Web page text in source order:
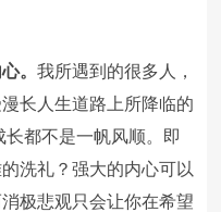
。我所遇到的很多人，
长人生道路上所降临的
都不是一帆风顺。即
洗礼？强大的内心可以
极悲观只会让你在希望